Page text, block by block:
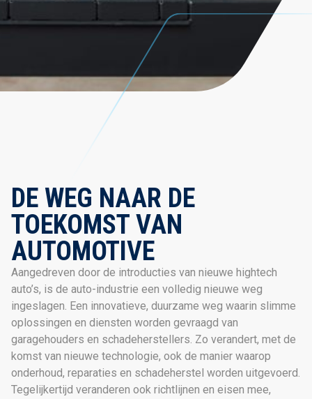
DE WEG NAAR DE
TOEKOMST VAN
AUTOMOTIVE
Aangedreven door de introducties van nieuwe hightech
auto’s, is de auto-industrie een volledig nieuwe weg
ingeslagen. Een innovatieve, duurzame weg waarin slimme
oplossingen en diensten worden gevraagd van
garagehouders en schadeherstellers. Zo verandert, met de
komst van nieuwe technologie, ook de manier waarop
onderhoud, reparaties en schadeherstel worden uitgevoerd.
Tegelijkertijd veranderen ook richtlijnen en eisen mee,